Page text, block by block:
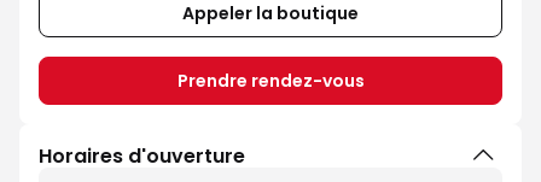
Appeler la boutique
Prendre rendez-vous
Horaires d'ouverture